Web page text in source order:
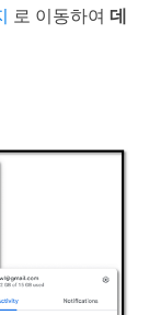
로 이동하여 데